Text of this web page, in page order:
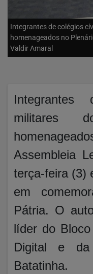
Integrantes de colégios
homenageados no
Valdir Amaral
Integrantes
militares
Assembleia
terça-feira (3)
em
Pátria. O
líder do
Digital e da
Batatinha.